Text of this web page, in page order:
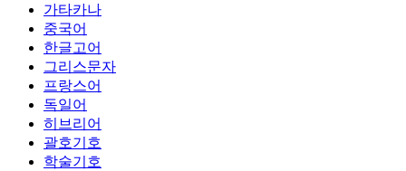
가타카나
중국어
한글고어
그리스문자
프랑스어
독일어
히브리어
괄호기호
학술기호